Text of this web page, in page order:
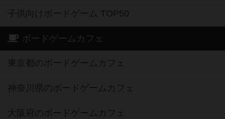
子供向けボードゲーム TOP50
ボードゲームカフェ
東京都のボードゲームカフェ
神奈川県のボードゲームカフェ
大阪府のボードゲームカフェ